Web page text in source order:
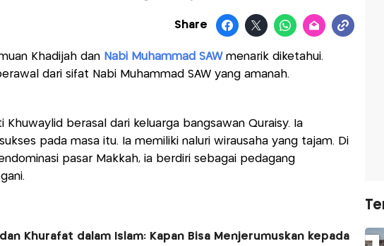
Share
Khadijah dan Nabi Muhammad SAWmenarik diketahui.
dari sifat Nabi Muhammad SAW yang amanah.
Khuwaylid berasal dari keluarga bangsawan Quraisy. Ia
pada masa itu. Ia memiliki naluri wirausaha yang tajam. Di
pasar Makkah, ia berdiri sebagai pedagang
Khurafat dalam Islam: Kapan Bisa Menjerumuskan kepada